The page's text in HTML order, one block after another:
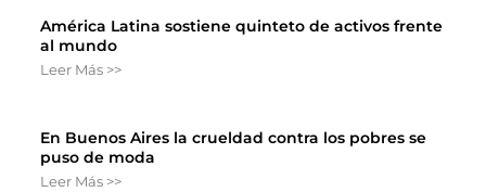
América Latina sostiene quinteto de activos frente
al mundo
Leer Más >>
En Buenos Aires la crueldad contra los pobres se
puso de moda
Leer Más >>